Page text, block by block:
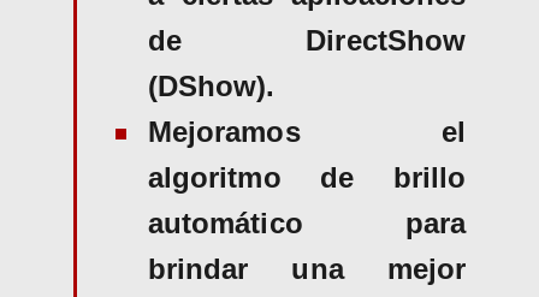
de DirectShow
(DShow).
Mejoramos el
algoritmo de brillo
automático para
brindar una mejor